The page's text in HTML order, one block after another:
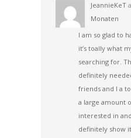
JeannieKeT
Monaten
I am so glad to
it’s toally what
searching for.
definitely
friends and I a
a large amount
interested in
definitely show